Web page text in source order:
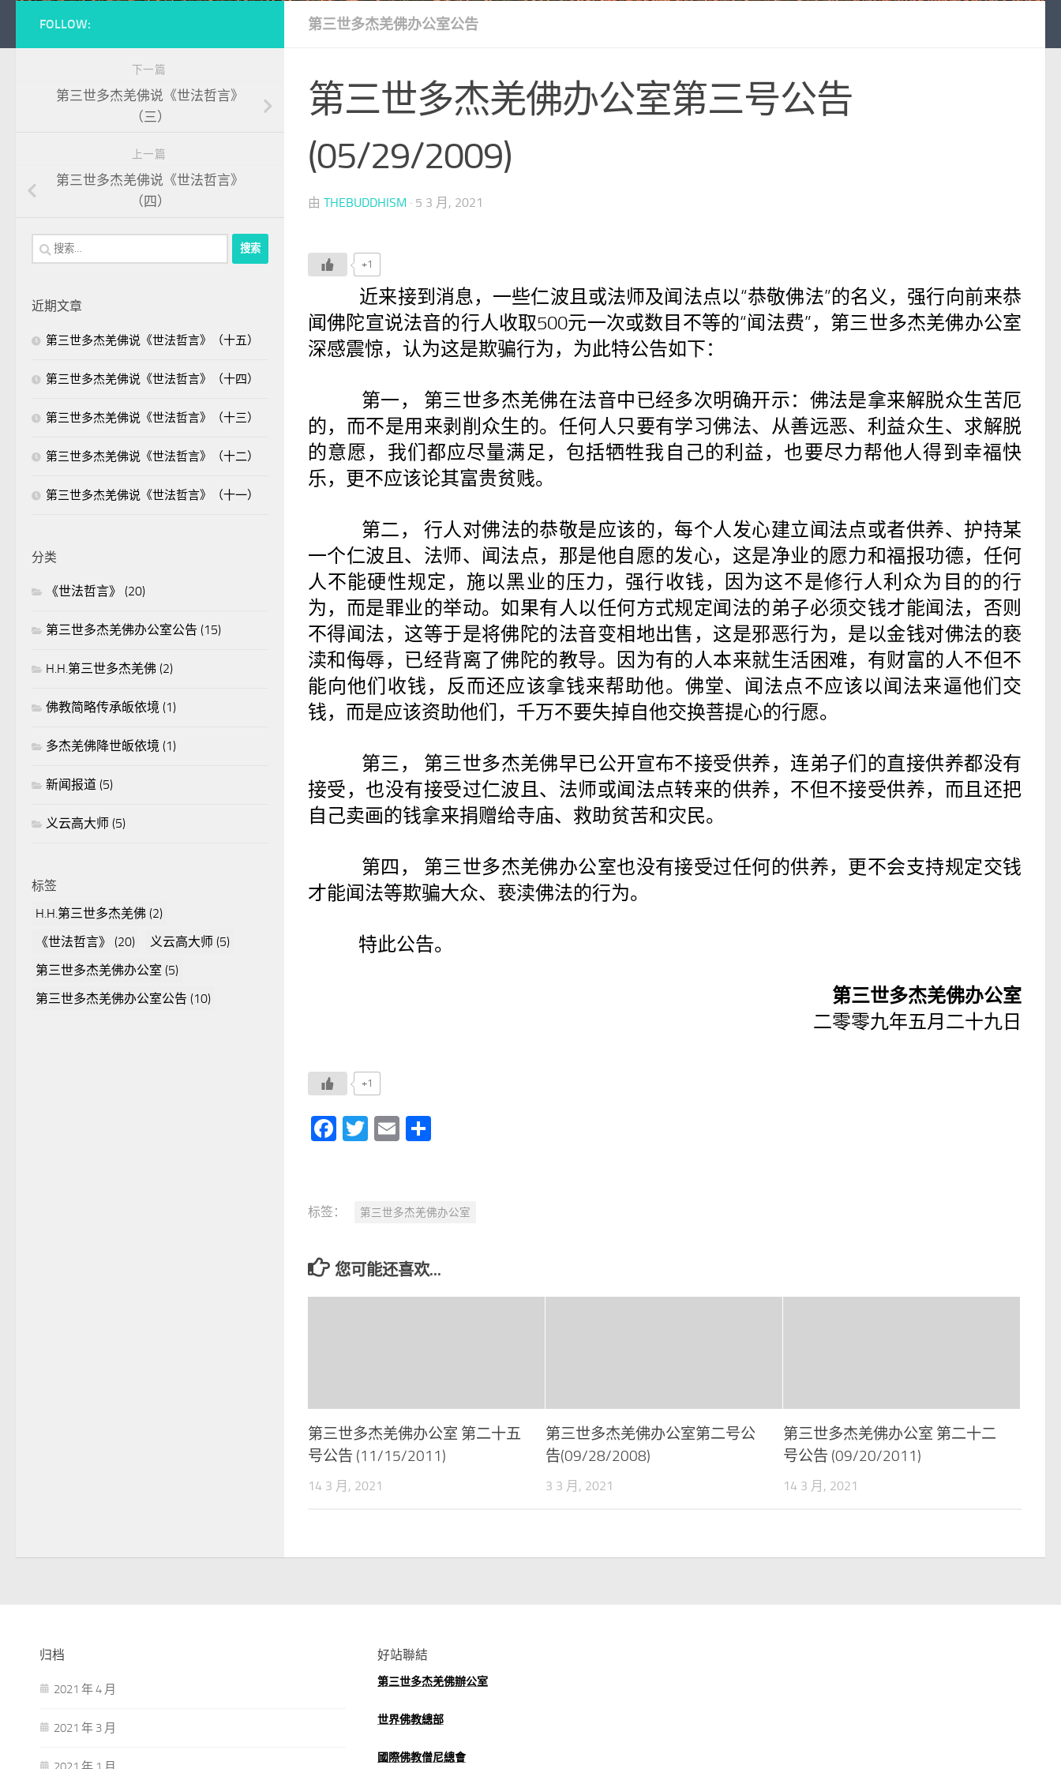
第三世多杰羌佛办公室公告
第三世多杰羌佛办公室第三号公告
(05/29/2009)
由 THEBUDDHISM · 5 3 月, 2021
+1
近来接到消息，一些仁波且或法师及闻法点以“恭敬佛法”的名义，强行向前来恭
闻佛陀宣说法音的行人收取500元一次或数目不等的“闻法费”，第三世多杰羌佛办公室
深感震惊，认为这是欺骗行为，为此特公告如下：
第一， 第三世多杰羌佛在法音中已经多次明确开示：佛法是拿来解脱众生苦厄
的，而不是用来剥削众生的。任何人只要有学习佛法、从善远恶、利益众生、求解脱
的意愿，我们都应尽量满足，包括牺牲我自己的利益，也要尽力帮他人得到幸福快
乐，更不应该论其富贵贫贱。
第二， 行人对佛法的恭敬是应该的，每个人发心建立闻法点或者供养、护持某
一个仁波且、法师、闻法点，那是他自愿的发心，这是净业的愿力和福报功德，任何
人不能硬性规定，施以黑业的压力，强行收钱，因为这不是修行人利众为目的的行
为，而是罪业的举动。如果有人以任何方式规定闻法的弟子必须交钱才能闻法，否则
不得闻法，这等于是将佛陀的法音变相地出售，这是邪恶行为，是以金钱对佛法的亵
渎和侮辱，已经背离了佛陀的教导。因为有的人本来就生活困难，有财富的人不但不
能向他们收钱，反而还应该拿钱来帮助他。佛堂、闻法点不应该以闻法来逼他们交
钱，而是应该资助他们，千万不要失掉自他交换菩提心的行愿。
第三， 第三世多杰羌佛早已公开宣布不接受供养，连弟子们的直接供养都没有
接受，也没有接受过仁波且、法师或闻法点转来的供养，不但不接受供养，而且还把
自己卖画的钱拿来捐赠给寺庙、救助贫苦和灾民。
第四， 第三世多杰羌佛办公室也没有接受过任何的供养，更不会支持规定交钱
才能闻法等欺骗大众、亵渎佛法的行为。
特此公告。
第三世多杰羌佛办公室
二零零九年五月二十九日
+1
Facebook
Twitter
Email
标签： 第三世多杰羌佛办公室
您可能还喜欢...
第三世多杰羌佛办公室 第二十五
号公告 (11/15/2011)
14 3 月, 2021
第三世多杰羌佛办公室第二号公
告(09/28/2008)
3 3 月, 2021
第三世多杰羌佛办公室 第二十二
号公告 (09/20/2011)
14 3 月, 2021
FOLLOW:
下一篇
第三世多杰羌佛说《世法哲言》
（三）
上一篇
第三世多杰羌佛说《世法哲言》
（四）
搜
索：
近期文章
第三世多杰羌佛说《世法哲言》（十五）
第三世多杰羌佛说《世法哲言》（十四）
第三世多杰羌佛说《世法哲言》（十三）
第三世多杰羌佛说《世法哲言》（十二）
第三世多杰羌佛说《世法哲言》（十一）
分类
《世法哲言》 (20)
第三世多杰羌佛办公室公告 (15)
H.H.第三世多杰羌佛 (2)
佛教简略传承皈依境 (1)
多杰羌佛降世皈依境 (1)
新闻报道 (5)
义云高大师 (5)
标签
H.H.第三世多杰羌佛 (2)
《世法哲言》
(20) 义云高大师 (5)
第三世多杰羌佛办公室 (5)
第三世多杰羌佛办公室公告 (10)
归档
2021 年 4 月
2021 年 3 月
好站聯結
第三世多杰羌佛辦公室
世界佛教總部
國際佛教僧尼總會